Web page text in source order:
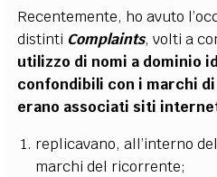
Recentemente, ho avuto
distinti Complaints, volti a
utilizzo di nomi a dominio
confondibili con i marchi
erano associati siti
replicavano, all’interno
marchi del ricorrente;